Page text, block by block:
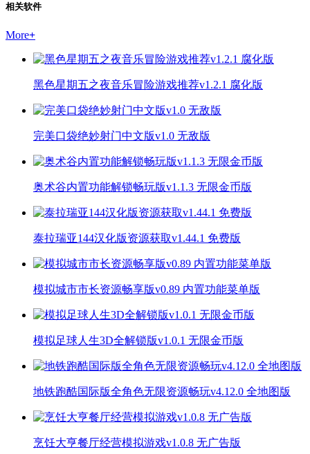
相关软件
More+
黑色星期五之夜音乐冒险游戏推荐v1.2.1 腐化版
完美口袋绝妙射门中文版v1.0 无敌版
奥术谷内置功能解锁畅玩版v1.1.3 无限金币版
泰拉瑞亚144汉化版资源获取v1.44.1 免费版
模拟城市市长资源畅享版v0.89 内置功能菜单版
模拟足球人生3D全解锁版v1.0.1 无限金币版
地铁跑酷国际版全角色无限资源畅玩v4.12.0 全地图版
烹饪大亨餐厅经营模拟游戏v1.0.8 无广告版